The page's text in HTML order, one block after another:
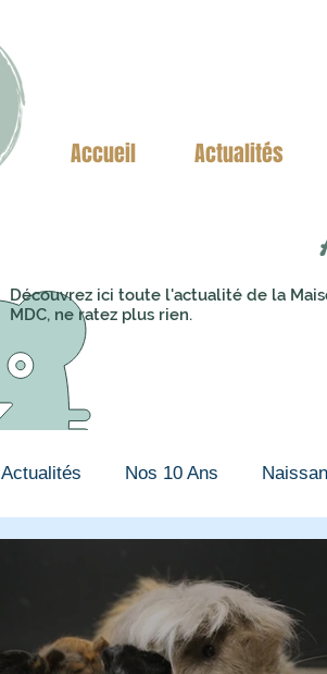
Accueil Actualités
Découvrez ici toute l'actualité de la
MDC, ne ratez plus rien.
Actualités Nos 10 Ans